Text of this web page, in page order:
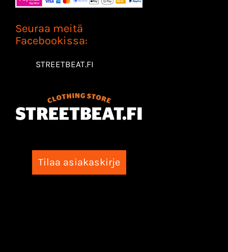
Seuraa meitä
Facebookissa:
STREETBEAT.FI